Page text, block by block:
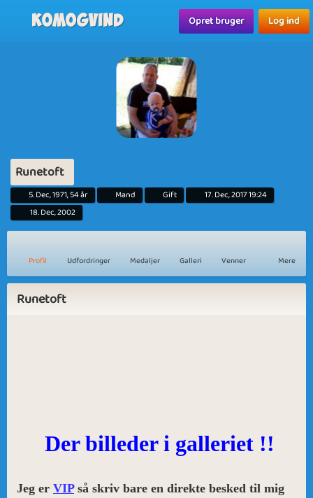
Komogvind Opret bruger Log ind
Runetoft
5. Dec, 1971, 54 år Mand Gift
17. Dec, 2017 19:24
18. Dec, 2002
Profil Udfordringer Medaljer Galleri Venner Mere
Runetoft
Der billeder i galleriet !!
Jeg er VIPså skriv bare en direkte besked til mig